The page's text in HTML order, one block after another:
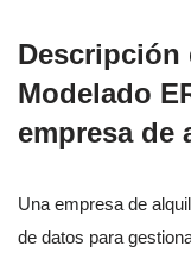
Descripción
Modelado
empresa de
Una empresa de
de datos para